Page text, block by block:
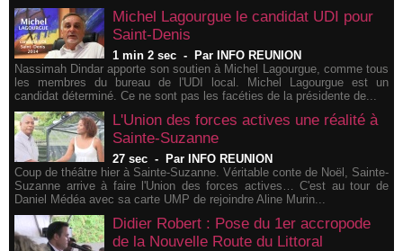
Michel Lagourgue le candidat UDI pour
Saint-Denis
1 min 2 sec-
Par INFO REUNION
Nassimah Dindar apporte son soutien à Michel Lagourgue, comme tous
les membres du bureau de l'UDI local. Michel Lagourgue est un
candidat déterminé. Ce ne sont pas les facéties de la présidente de...
L'Union des forces actives une réalité à
Sainte-Suzanne
27 sec-
Par INFO REUNION
Coup de théâtre hier à Sainte-Suzanne. Véritable conte de Noël, Sainte-
Suzanne arrive à faire l'Union des forces actives… C'est au tour de
Daniel Médéa avec sa carte UMP de rejoindre Aline Murin...
Didier Robert : Pose du 1er accropode
de la Nouvelle Route du Littoral